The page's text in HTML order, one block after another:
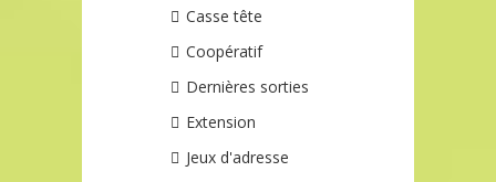
Casse tête
Coopératif
Dernières sorties
Extension
Jeux d'adresse